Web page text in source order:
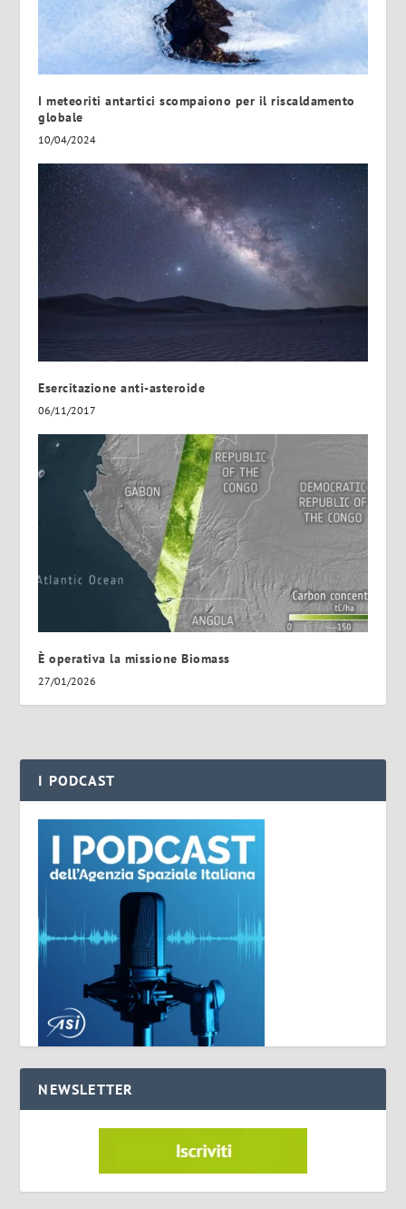
I meteoriti antartici scompaiono per il riscaldamento
globale
10/04/2024
Esercitazione anti-asteroide
06/11/2017
È operativa la missione Biomass
27/01/2026
I PODCAST
NEWSLETTER